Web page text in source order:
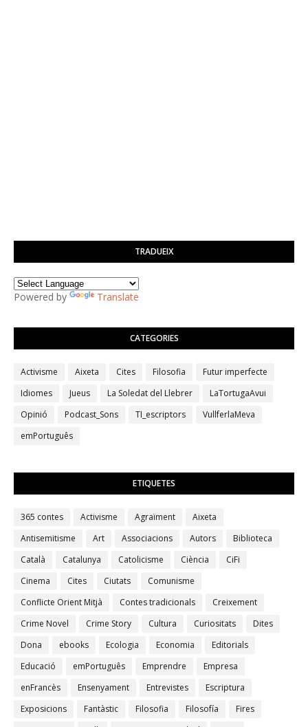
TRADUEIX
Powered by Translate
CATEGORIES
Activisme Aixeta Cites Filosofia
Futur imperfecte
Idiomes
Jueus La Soledat del Llebrer
LaTortugaAvui
Opinió
Podcast_Sons TI_escriptors
VullferlaMeva
emPortuguês
ETIQUETES
365 contes Activisme Agraïment
Aixeta
Antisemitisme
Art Associacions Autors
Biblioteca
Català
Catalunya Catolicisme Ciència
CiFi
Cinema
Cites Ciutats
Comunisme
Conflicte Orient Mitjà
Contes tradicionals
Creixement
Crime Novel
Crime Story Cultura Curiositats
Dites
Dona
ebooks Ecologia Economia
Editorials
Educació
emPortuguês Emprendre
Empresa
enFrancès
Ensenyament Entrevistes
Escriptura
Exposicions
Fantàstic Filosofia Filosofía
Fires